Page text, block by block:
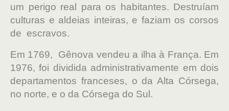
um perigo real para os habitantes. Destruíam
culturas e aldeias inteiras, e faziam os corsos
de escravos.
Em 1769, Gênova vendeu a ilha à França. Em
1976, foi dividida administrativamente em dois
departamentos franceses, o da Alta Córsega,
no norte, e o da Córsega do Sul.